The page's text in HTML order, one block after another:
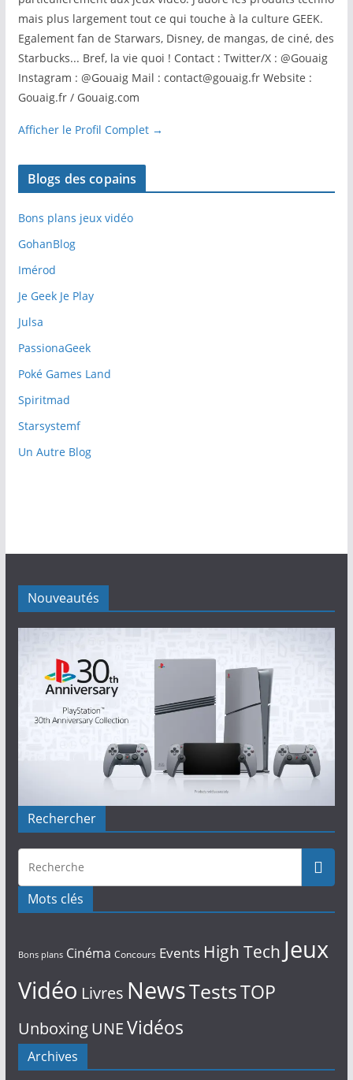
mais plus largement tout ce qui touche à la culture GEEK.
Egalement fan de Starwars, Disney, de mangas, de ciné, des
Starbucks... Bref, la vie quoi ! Contact : Twitter/X : @Gouaig
Instagram : @Gouaig Mail : contact@gouaig.fr Website :
Gouaig.fr / Gouaig.com
Afficher le Profil Complet →
Blogs des copains
Bons plans jeux vidéo
GohanBlog
Imérod
Je Geek Je Play
Julsa
PassionaGeek
Poké Games Land
Spiritmad
Starsystemf
Un Autre Blog
Nouveautés
Rechercher
Mots clés
Bons plans Cinéma Concours Events High Tech Jeux
Vidéo Livres NewsTestsTOP
UnboxingUNEVidéos
Archives